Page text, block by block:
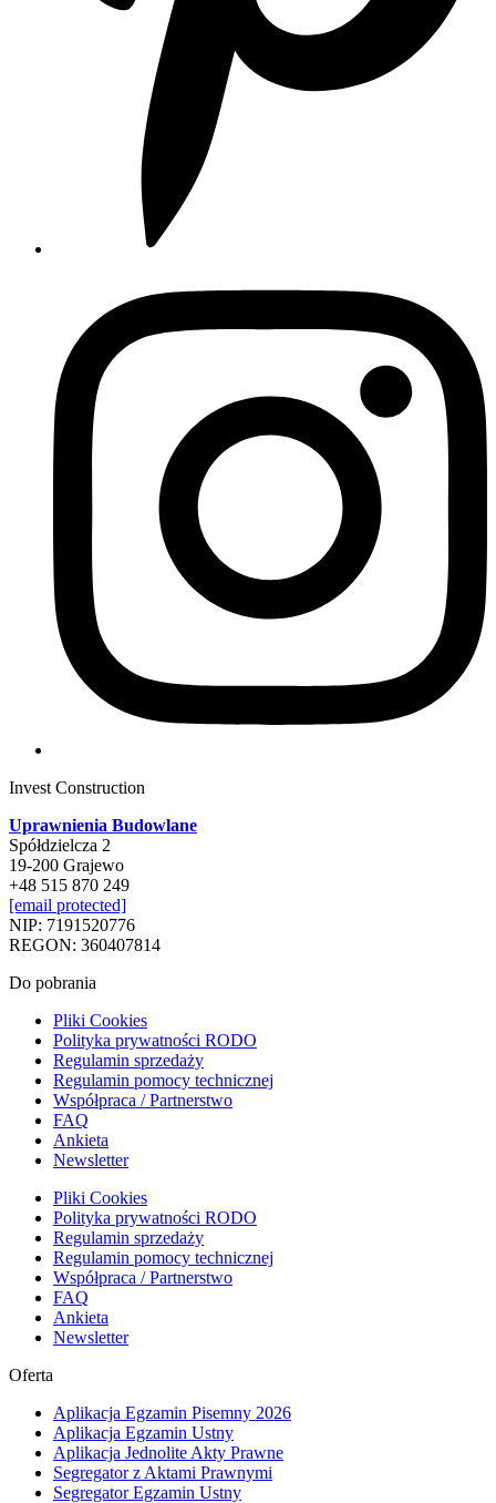
Invest Construction
Uprawnienia Budowlane
Spółdzielcza 2
19-200 Grajewo
+48 515 870 249
[email protected]
NIP: 7191520776
REGON: 360407814
Do pobrania
Pliki Cookies
Polityka prywatności RODO
Regulamin sprzedaży
Regulamin pomocy technicznej
Współpraca / Partnerstwo
FAQ
Ankieta
Newsletter
Pliki Cookies
Polityka prywatności RODO
Regulamin sprzedaży
Regulamin pomocy technicznej
Współpraca / Partnerstwo
FAQ
Ankieta
Newsletter
Oferta
Aplikacja Egzamin Pisemny 2026
Aplikacja Egzamin Ustny
Aplikacja Jednolite Akty Prawne
Segregator z Aktami Prawnymi
Segregator Egzamin Ustny